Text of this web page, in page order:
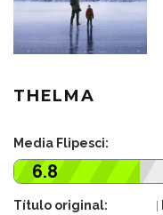
THELMA
Media Flipesci:
6.8
Título original: